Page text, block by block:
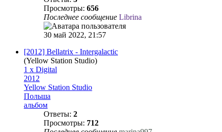
Просмотры: 656
Последнее сообщение Librina
30 май 2022, 21:57
[2012] Bellatrix - Intergalactic
(Yellow Station Studio)
1 x Digital
2012
Yellow Station Studio
Польша
альбом
Ответы: 2
Просмотры: 712